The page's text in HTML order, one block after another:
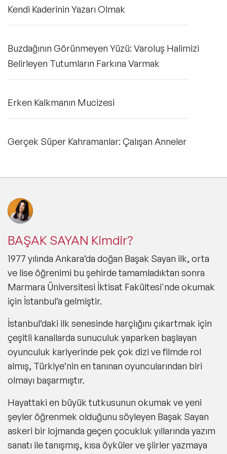
Kendi Kaderinin Yazarı Olmak
Buzdağının Görünmeyen Yüzü: Varoluş Halimizi
Belirleyen Tutumların Farkına Varmak
Erken Kalkmanın Mucizesi
Gerçek Süper Kahramanlar: Çalışan Anneler
BAŞAK SAYAN Kimdir?
1977 yılında Ankara’da doğan Başak Sayan ilk, orta
ve lise öğrenimi bu şehirde tamamladıktan sonra
Marmara Üniversitesi İktisat Fakültesi'nde okumak
için İstanbul’a gelmiştir.
İstanbul’daki ilk senesinde harçlığını çıkartmak için
çeşitli kanallarda sunuculuk yaparken başlayan
oyunculuk kariyerinde pek çok dizi ve filmde rol
almış, Türkiye’nin en tanınan oyuncularından biri
olmayı başarmıştır.
Hayattaki en büyük tutkusunun okumak ve yeni
şeyler öğrenmek olduğunu söyleyen Başak Sayan
askeri bir lojmanda geçen çocukluk yıllarında yazım
sanatı ile tanışmış, kısa öyküler ve şiirler yazmaya